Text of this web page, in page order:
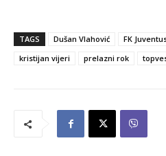
TAGS Dušan Vlahović FK
kristijan vijeri
prelazni rok